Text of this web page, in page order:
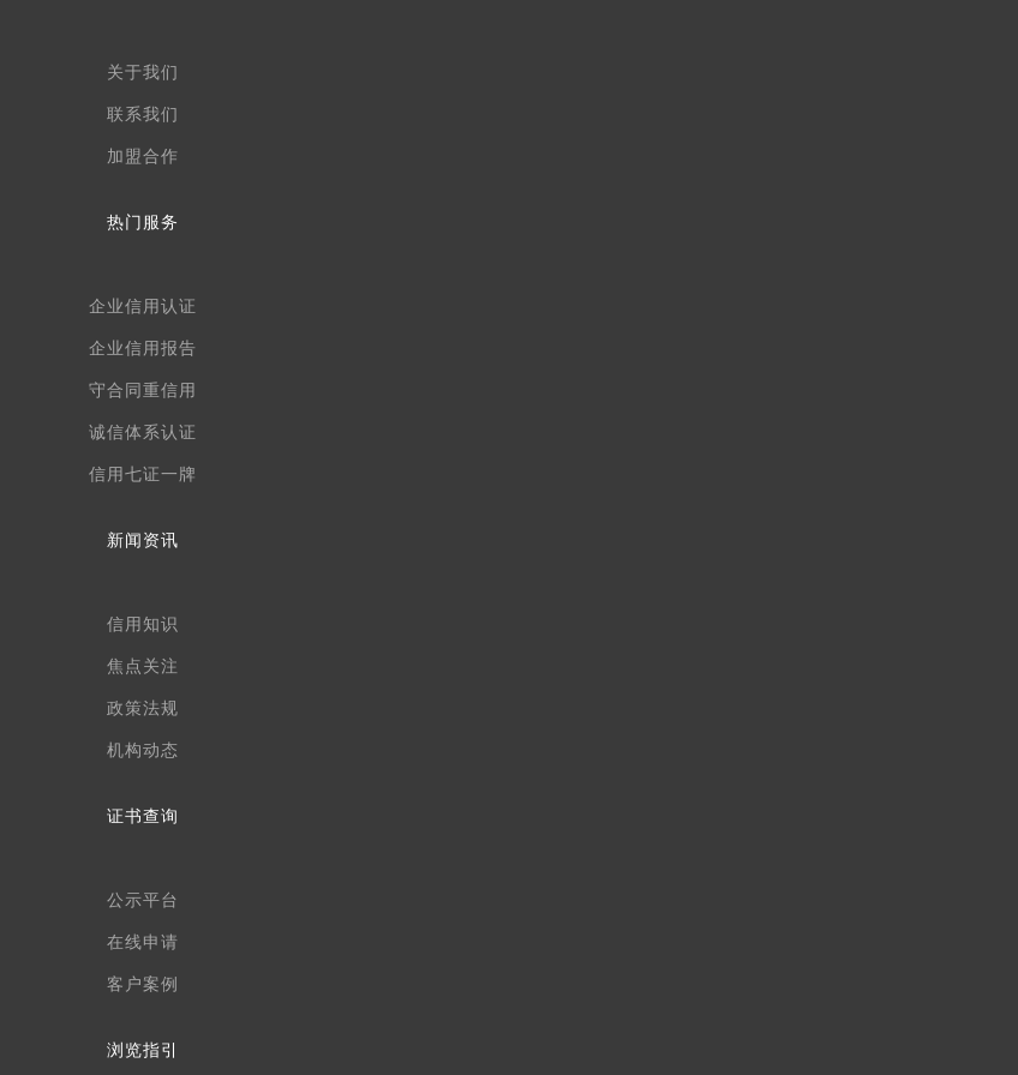
关于我们
联系我们
加盟合作
热门服务
企业信用认证
企业信用报告
守合同重信用
诚信体系认证
信用七证一牌
新闻资讯
信用知识
焦点关注
政策法规
机构动态
证书查询
公示平台
在线申请
客户案例
浏览指引